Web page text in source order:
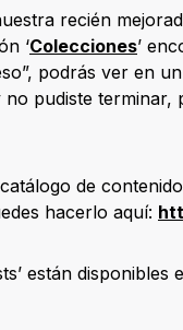
recién
‘Colecciones’
podrás ver en
pudiste
de
hacerlo aquí:
están